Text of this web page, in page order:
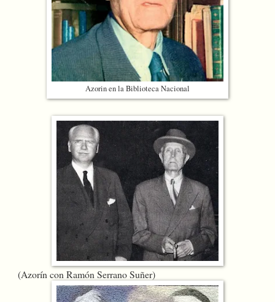
Azorin en la Biblioteca Nacional
(Azorín con Ramón Serrano Suñer)